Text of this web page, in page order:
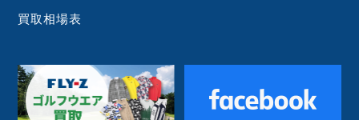
買取相場表